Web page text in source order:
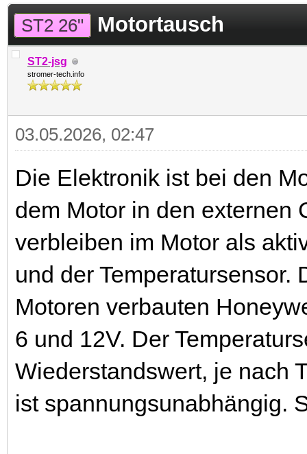
ST2 26" Motortausch
ST2-jsg
stromer-tech.info
03.05.2026, 02:47
Die Elektronik ist bei den
dem Motor in den externen
verbleiben im Motor als
und der Temperatursensor.
Motoren verbauten
6 und 12V. Der
Wiederstandswert, je nach
ist spannungsunabhängig.